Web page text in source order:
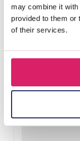
may combine it with
provided to them or
of their services.